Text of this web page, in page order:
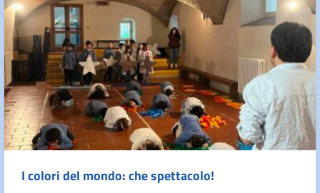
I colori del mondo: che spettacolo!